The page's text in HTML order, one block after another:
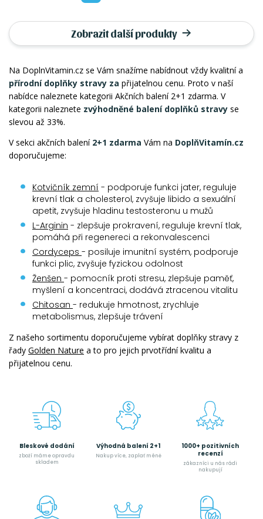
Zobrazit další produkty
Na DoplnVitamin.cz se Vám snažíme nabídnout vždy kvalitní a
přírodní doplňky stravy za přijatelnou cenu. Proto v naší
nabídce naleznete kategorii Akčních balení 2+1 zdarma. V
kategorii naleznete zvýhodněné balení doplňků stravy se
slevou až 33%.
V sekci akčních balení 2+1 zdarma Vám na DoplňVitamín.cz
doporučujeme:
Kotvičník zemní - podporuje funkci jater, reguluje
krevní tlak a cholesterol, zvyšuje libido a sexuální
apetit, zvyšuje hladinu testosteronu u mužů
L-Arginin - zlepšuje prokravení, reguluje krevní tlak,
pomáhá při regenereci a rekonvalescenci
Cordyceps - posiluje imunitní systém, podporuje
funkci plic, zvyšuje fyzickou odolnost
Ženšen - pomocník proti stresu, zlepšuje paměť,
myšlení a koncentraci, dodává ztracenou vitalitu
Chitosan - redukuje hmotnost, zrychluje
metabolismus, zlepšuje trávení
Z našeho sortimentu doporučujeme vybírat doplňky stravy z
řady Golden Nature a to pro jejich prvotřídní kvalitu a
přijatelnou cenu.
Bleskové dodání
zboží máme opravdu
skladem
Výhodná balení 2+1
Nakup více, zaplať méně
1000+ pozitivních
recenzí
zákazníci u nás rádi
nakupují